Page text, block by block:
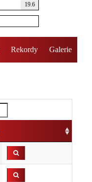
19.6
Rekordy Galerie